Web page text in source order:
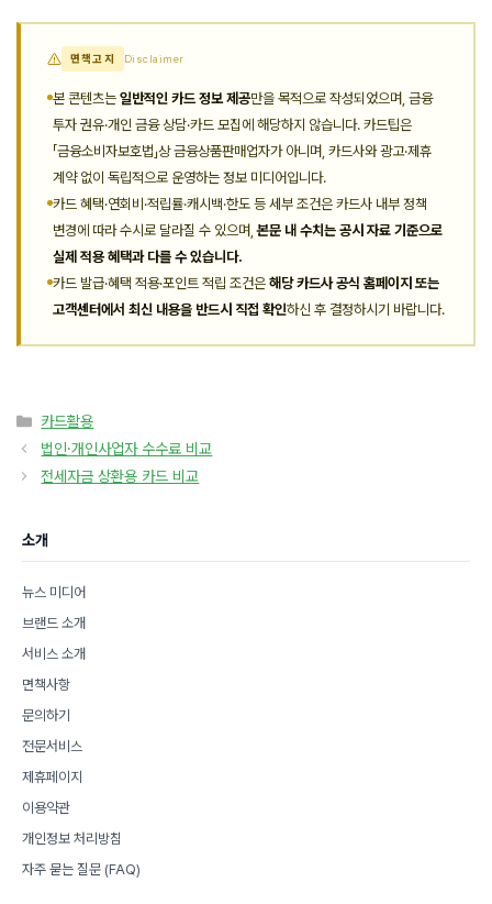
면책고지 Disclaimer
본 콘텐츠는 일반적인 카드 정보 제공만을 목적으로 작성되었으며, 금융
투자 권유·개인 금융 상담·카드 모집에 해당하지 않습니다. 카드팁은
「금융소비자보호법」상 금융상품판매업자가 아니며, 카드사와 광고·제휴
계약 없이 독립적으로 운영하는 정보 미디어입니다.
카드 혜택·연회비·적립률·캐시백·한도 등 세부 조건은 카드사 내부 정책
변경에 따라 수시로 달라질 수 있으며,본문 내 수치는 공시 자료 기준으로
실제 적용 혜택과 다를 수 있습니다.
카드 발급·혜택 적용·포인트 적립 조건은 해당 카드사 공식 홈페이지 또는
고객센터에서 최신 내용을 반드시 직접 확인하신 후 결정하시기 바랍니다.
카
테
리
카드활용
법인·개인사업자 수수료 비교
전세자금 상환용 카드 비교
소개
뉴스 미디어
브랜드 소개
서비스 소개
면책사항
문의하기
전문서비스
제휴페이지
이용약관
개인정보 처리방침
자주 묻는 질문 (FAQ)